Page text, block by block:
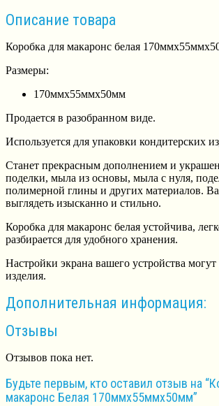
Описание товара
Коробка для макаронс белая
Размеры:
170ммх55ммх50мм
Продается в разобранном виде.
Используется для упаковки кондитерских
Станет прекрасным дополнением и
поделки, мыла из основы, мыла с нуля,
полимерной глины и других материалов.
выглядеть изысканно и стильно.
Коробка для макаронс белая устойчива,
разбирается для удобного хранения.
Настройки экрана вашего устройства могут
изделия.
Дополнительная информация:
Отзывы
Отзывов пока нет.
Будьте первым, кто оставил отзыв на
макаронс Белая 170ммх55ммх50мм”